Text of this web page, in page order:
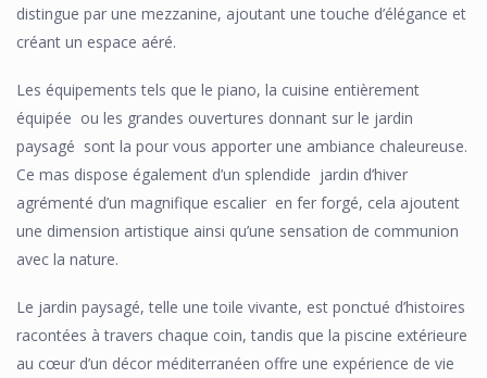
distingue par une mezzanine, ajoutant une touche d’élégance et
créant un espace aéré.
Les équipements tels que le piano, la cuisine entièrement
équipée ou les grandes ouvertures donnant sur le jardin
paysagé sont la pour vous apporter une ambiance chaleureuse.
Ce mas dispose également d’un splendide jardin d’hiver
agrémenté d’un magnifique escalier en fer forgé, cela ajoutent
une dimension artistique ainsi qu’une sensation de communion
avec la nature.
Le jardin paysagé, telle une toile vivante, est ponctué d’histoires
racontées à travers chaque coin, tandis que la piscine extérieure
au cœur d’un décor méditerranéen offre une expérience de vie